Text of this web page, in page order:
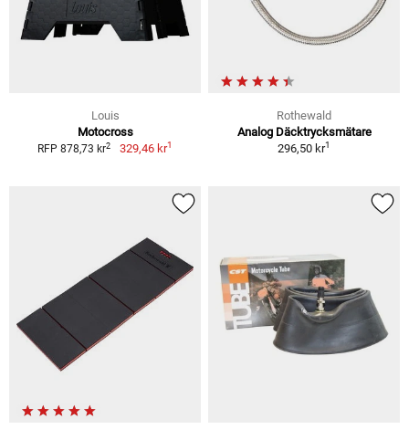
Louis
Motocross
RFP 878,73 kr2 329,46 kr1
Rothewald
Analog Däcktrycksmätare
296,50 kr1